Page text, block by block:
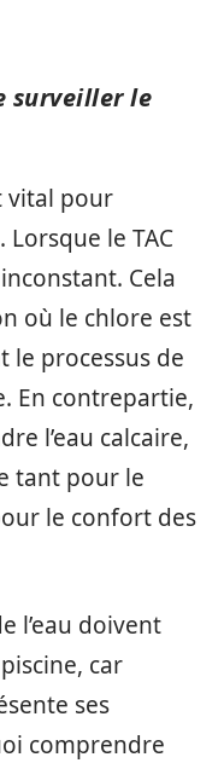
surveiller le
vital pour
. Lorsque le TAC
Cela
où le chlore est
le processus de
En contrepartie,
l’eau calcaire,
tant pour le
le confort des
l’eau doivent
car
ses
comprendre